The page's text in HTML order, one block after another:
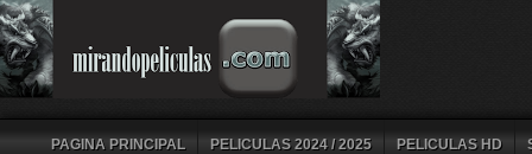
PAGINA PRINCIPAL PELICULAS 2024 / 2025 PELICULAS HD